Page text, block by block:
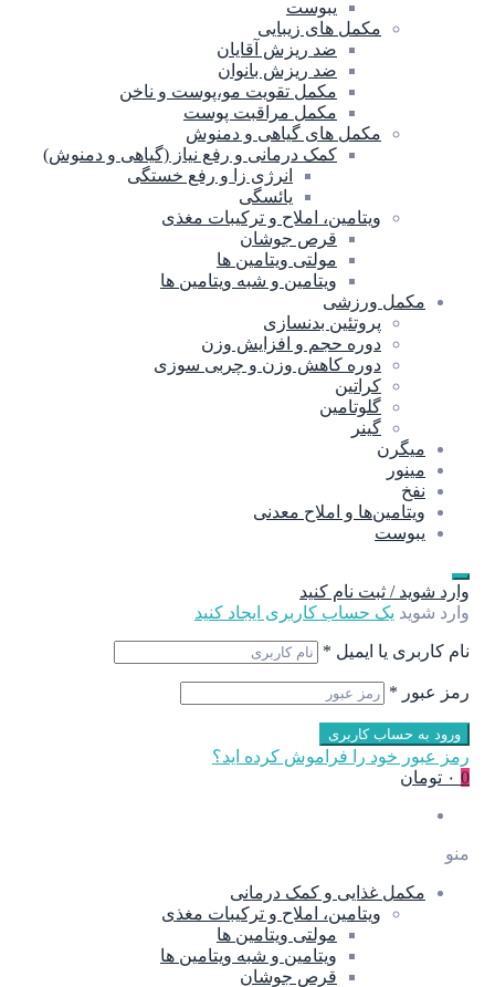
یبوست
مکمل های زیبایی
ضد ریزش آقایان
ضد ریزش بانوان
مکمل تقویت مو،پوست و ناخن
مکمل مراقبت پوست
مکمل های گیاهی و دمنوش
کمک درمانی و رفع نیاز (گیاهی و دمنوش)
انرژی زا و رفع خستگی
یائسگی
ویتامین، املاح و ترکیبات مغذی
قرص جوشان
مولتی ویتامین ها
ویتامین و شبه ویتامین ها
مکمل ورزشی
پروتئین بدنسازی
دوره حجم و افزایش وزن
دوره کاهش وزن و چربی سوزی
کراتین
گلوتامین
گینر
میگرن
مینور
نفخ
ویتامین‌ها و املاح معدنی
یبوست
وارد شوید / ثبت نام کنید
وارد شوید یک حساب کاربری ایجاد کنید
نام کاربری یا ایمیل *
رمز عبور *
ورود به حساب کاربری
رمز عبور خود را فراموش کرده اید؟
0 ۰ تومان
منو
مکمل غذایی و کمک درمانی
ویتامین، املاح و ترکیبات مغذی
مولتی ویتامین ها
ویتامین و شبه ویتامین ها
قرص جوشان